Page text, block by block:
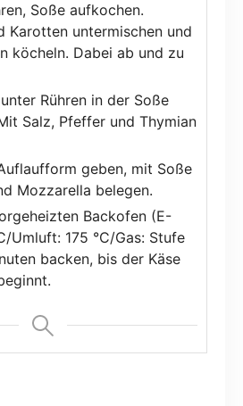
Soße aufkochen.
Karotten untermischen und
köcheln. Dabei ab und zu
Rühren in der Soße
Salz, Pfeffer und Thymian
geben, mit Soße
Mozzarella belegen.
Backofen (E-
Umluft: 175 °C/Gas: Stufe
backen, bis der Käse